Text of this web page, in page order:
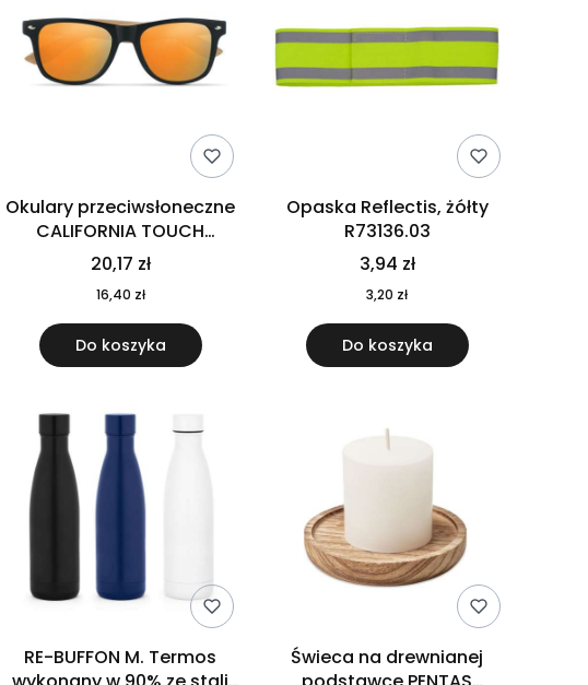
Okulary przeciwsłoneczne
CALIFORNIA TOUCH
MO9617-10
20,17 zł
16,40 zł
Do koszyka
Opaska Reflectis, żółty
R73136.03
3,94 zł
3,20 zł
Do koszyka
RE-BUFFON M. Termos
Świeca na drewnianej